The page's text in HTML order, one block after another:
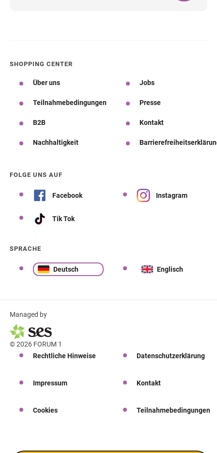
SHOPPING CENTER
Über uns Jobs
Teilnahmebedingungen Presse
B2B Kontakt
Nachhaltigkeit
FOLGE UNS AUF
Facebook Instagram
Tik Tok
SPRACHE
Deutsch Englisch
Managed by
© 2026 FORUM 1
Rechtliche Hinweise
Datenschutzerklärung
Impressum Kontakt
Cookies Teilnahmebedingungen